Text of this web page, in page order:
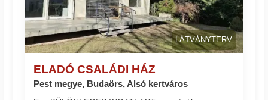
LÁTVÁNYTERV
ELADÓ CSALÁDI HÁZ
Pest megye, Budaörs, Alsó kertváros